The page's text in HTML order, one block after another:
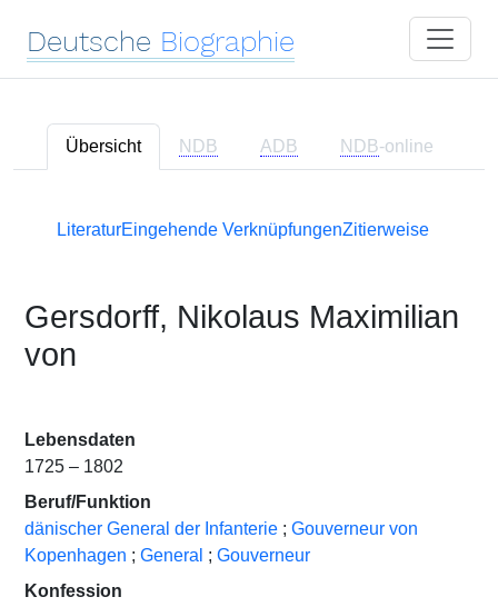
Deutsche Biographie
Übersicht NDB ADB NDB-online
LiteraturEingehende VerknüpfungenZitierweise
Gersdorff, Nikolaus Maximilian
von
Lebensdaten
1725 – 1802
Beruf/Funktion
dänischer General der Infanterie ; Gouverneur von
Kopenhagen ; General ; Gouverneur
Konfession